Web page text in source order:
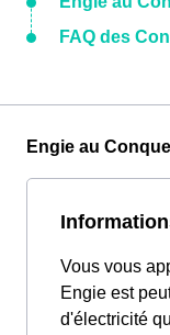
FAQ des
Engie au
Vous vous
Engie est
d'électricité